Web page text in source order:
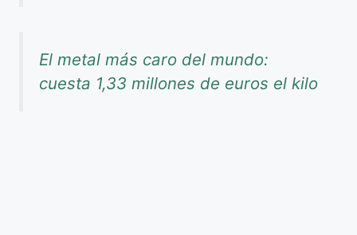
El metal más caro del mundo:
cuesta 1,33 millones de euros el kilo